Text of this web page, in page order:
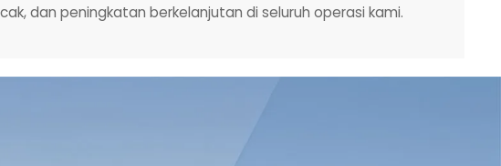
dan peningkatan berkelanjutan di seluruh operasi kami.